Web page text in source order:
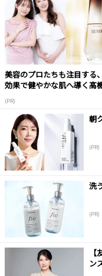
美容のプロたちも注目する
効果で健やかな肌へ導く高
(PR)
朝
(PR)
洗
(PR)
ン